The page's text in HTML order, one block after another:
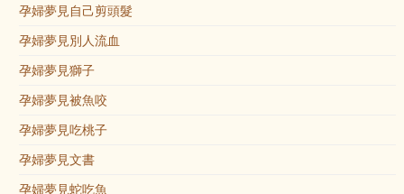
孕婦夢見自己剪頭髮
孕婦夢見別人流血
孕婦夢見獅子
孕婦夢見被魚咬
孕婦夢見吃桃子
孕婦夢見文書
孕婦夢見蛇吃魚